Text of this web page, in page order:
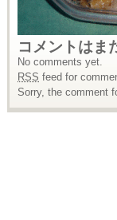
コメントはま
No comments yet.
RSS feed for
Sorry, the comment